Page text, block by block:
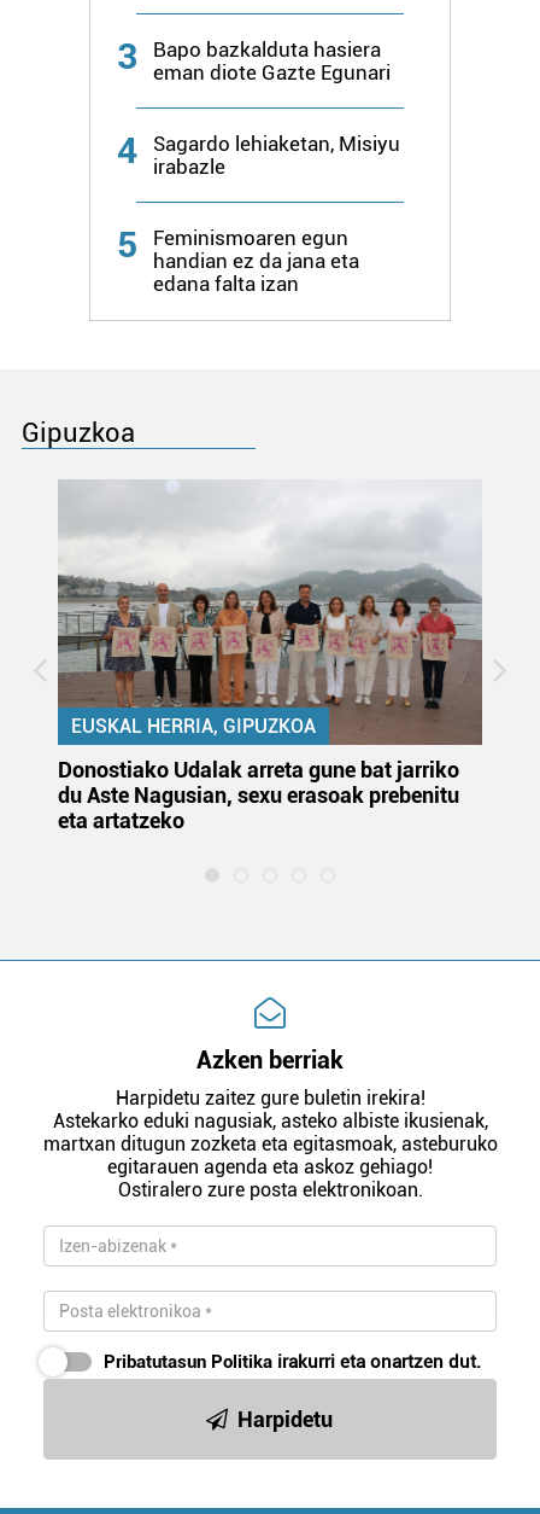
3
Bapo bazkalduta hasiera
eman diote Gazte Egunari
4
Sagardo lehiaketan, Misiyu
irabazle
5
Feminismoaren egun
handian ez da jana eta
edana falta izan
Gipuzkoa
EUSKAL HERRIA, GIPUZKOA
Donostiako Udalak arreta gune bat jarriko
du Aste Nagusian, sexu erasoak prebenitu
eta artatzeko
Azken berriak
Harpidetu zaitez gure buletin irekira!
Astekarko eduki nagusiak, asteko albiste ikusienak,
martxan ditugun zozketa eta egitasmoak, asteburuko
egitarauen agenda eta askoz gehiago!
Ostiralero zure posta elektronikoan.
Pribatutasun Politika irakurri eta onartzen dut.
Harpidetu